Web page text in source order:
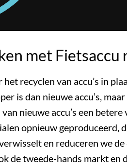
met Fietsaccu
recyclen van accu’s in
is dan nieuwe accu’s,
nieuwe accu’s een
opnieuw
en reduceren we
tweede-hands markt en